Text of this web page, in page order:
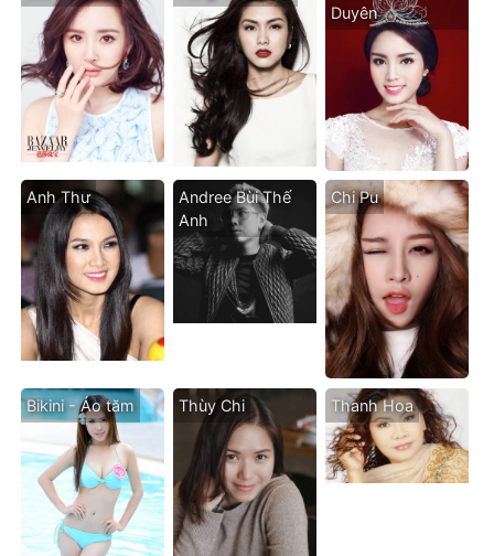
Duyên
Anh Thư
Andree Bùi Thế
Anh
Chi Pu
Bikini - Áo tăm Thùy Chi Thanh Hoa